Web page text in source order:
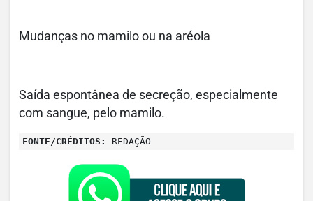
Mudanças no mamilo ou na aréola
Saída espontânea de secreção, especialmente
com sangue, pelo mamilo.
FONTE/CRÉDITOS: REDAÇÃO